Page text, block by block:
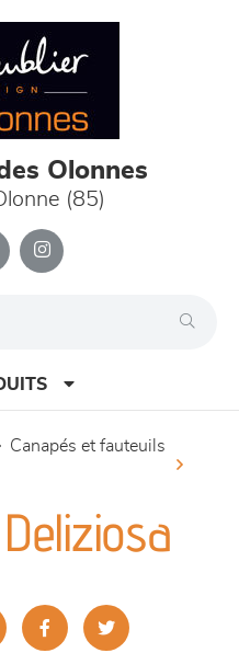
Olonnes
(85)
canapés et fauteuils